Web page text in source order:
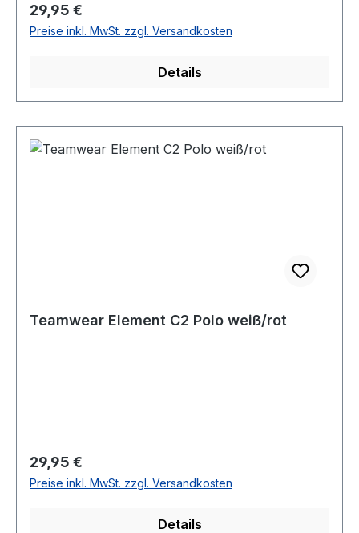
Regulärer Preis:
29,95 €
Preise inkl. MwSt. zzgl. Versandkosten
Details
Teamwear Element C2 Polo weiß/rot
Regulärer Preis:
29,95 €
Preise inkl. MwSt. zzgl. Versandkosten
Details